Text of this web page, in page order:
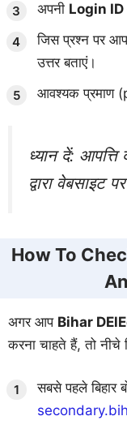
अपनी Login
जिस प्रश्न पर
उत्तर बताएं।
आवश्यक प्रमाण
ध्यान दें: आपत्ति
द्वारा वेबसाइट
How To
अगर आप Bihar
करना चाहते हैं, तो नीचे
सबसे पहले बिहार